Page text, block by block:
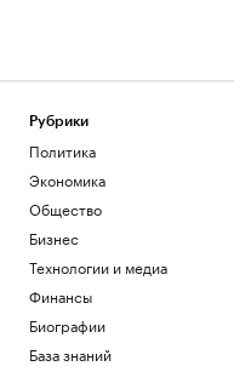
Рубрики
Политика
Экономика
Общество
Бизнес
Технологии и медиа
Финансы
Биографии
База знаний